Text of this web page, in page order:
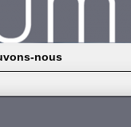
nous